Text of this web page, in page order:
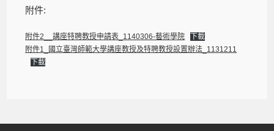
附件:
附件2__講座特聘教授申請表_1140306-藝術學院
下載
附件1_國立臺灣師範大學講座教授及特聘教授設置辦法_1131211
下載